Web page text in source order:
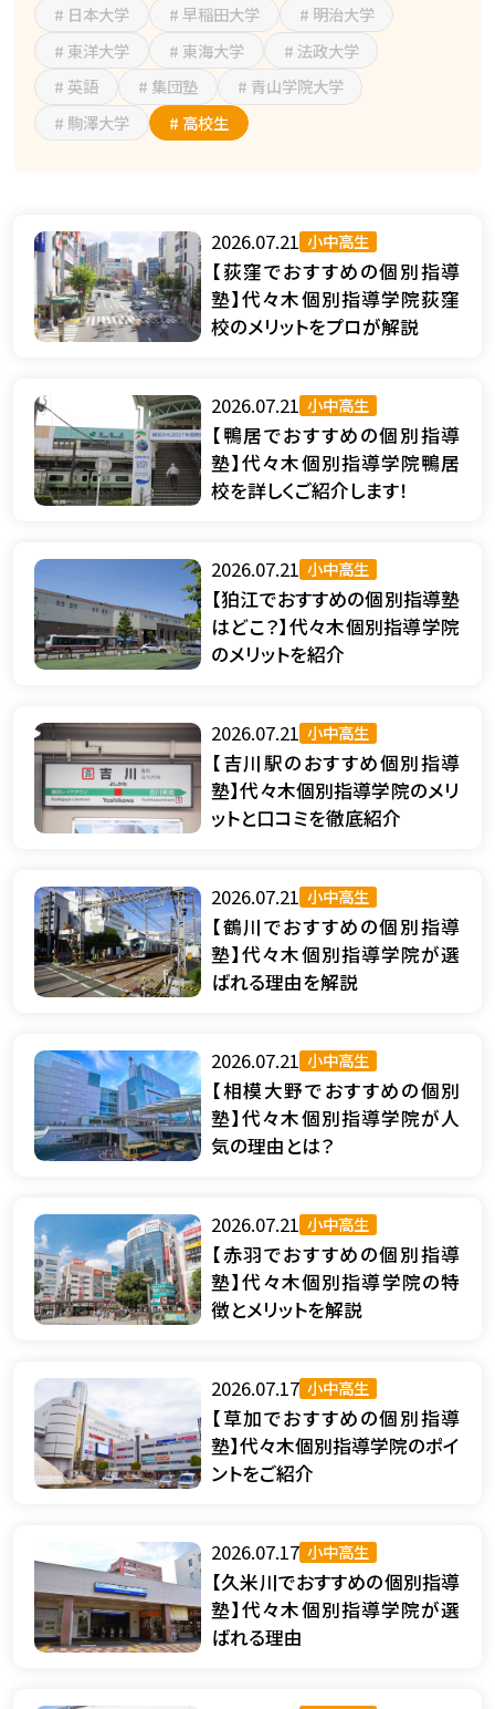
# 日本大学
# 早稲田大学
# 明治大学
# 東洋大学
# 東海大学
# 法政大学
# 英語
# 集団塾
# 青山学院大学
# 駒澤大学
# 高校生
2026.07.21 小中高生
【荻窪でおすすめの個別指導
塾】代々木個別指導学院荻窪
校のメリットをプロが解説
2026.07.21 小中高生
【鴨居でおすすめの個別指導
塾】代々木個別指導学院鴨居
校を詳しくご紹介します！
2026.07.21 小中高生
【狛江でおすすめの個別指導塾
はどこ？】代々木個別指導学院
のメリットを紹介
2026.07.21 小中高生
【吉川駅のおすすめ個別指導
塾】代々木個別指導学院のメリ
ットと口コミを徹底紹介
2026.07.21 小中高生
【鶴川でおすすめの個別指導
塾】代々木個別指導学院が選
ばれる理由を解説
2026.07.21 小中高生
【相模大野でおすすめの個別
塾】代々木個別指導学院が人
気の理由とは？
2026.07.21 小中高生
【赤羽でおすすめの個別指導
塾】代々木個別指導学院の特
徴とメリットを解説
2026.07.17 小中高生
【草加でおすすめの個別指導
塾】代々木個別指導学院のポイ
ントをご紹介
2026.07.17 小中高生
【久米川でおすすめの個別指導
塾】代々木個別指導学院が選
ばれる理由